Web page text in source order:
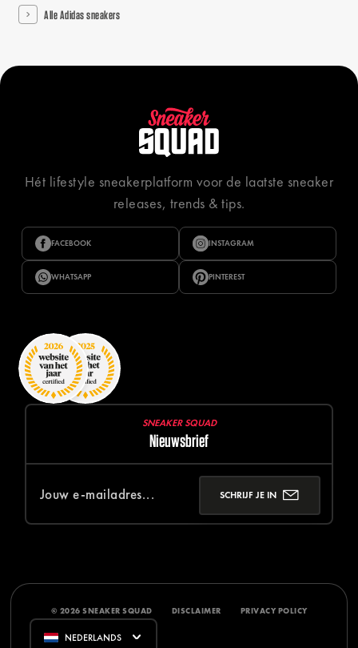
Alle Adidas sneakers
Hét lifestyle sneakerplatform voor de laatste sneaker
releases, trends & tips.
FACEBOOK INSTAGRAM
WHATSAPP PINTEREST
SNEAKER SQUAD
Nieuwsbrief
SCHRIJF JE IN
© 2026 SNEAKER SQUAD DISCLAIMER PRIVACY POLICY
NEDERLANDS